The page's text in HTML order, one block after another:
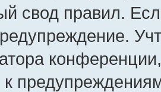
свод правил.